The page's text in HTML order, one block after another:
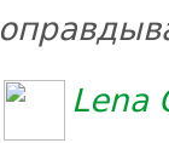
Lena